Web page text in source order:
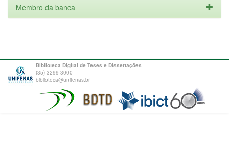
Membro da banca
Biblioteca Digital de Teses e Dissertações
(35) 3299-3000
biblioteca@unifenas.br